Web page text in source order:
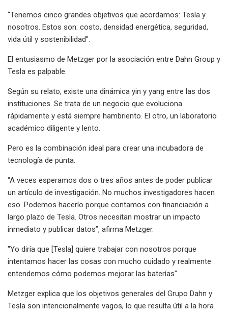
“Tenemos cinco grandes objetivos que acordamos: Tesla y
nosotros. Estos son: costo, densidad energética, seguridad,
vida útil y sostenibilidad”.
El entusiasmo de Metzger por la asociación entre Dahn Group y
Tesla es palpable.
Según su relato, existe una dinámica yin y yang entre las dos
instituciones. Se trata de un negocio que evoluciona
rápidamente y está siempre hambriento. El otro, un laboratorio
académico diligente y lento.
Pero es la combinación ideal para crear una incubadora de
tecnología de punta.
“A veces esperamos dos o tres años antes de poder publicar
un artículo de investigación. No muchos investigadores hacen
eso. Podemos hacerlo porque contamos con financiación a
largo plazo de Tesla. Otros necesitan mostrar un impacto
inmediato y publicar datos”, afirma Metzger.
"Yo diría que [Tesla] quiere trabajar con nosotros porque
intentamos hacer las cosas con mucho cuidado y realmente
entendemos cómo podemos mejorar las baterías".
Metzger explica que los objetivos generales del Grupo Dahn y
Tesla son intencionalmente vagos, lo que resulta útil a la hora